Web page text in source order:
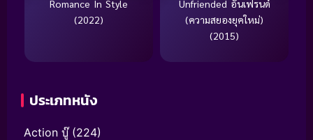
Romance In Style
(2022)
Unfriended อันเฟรนด์
(ความสยองยุคใหม่)
(2015)
ประเภทหนัง
Action บู๊(224)